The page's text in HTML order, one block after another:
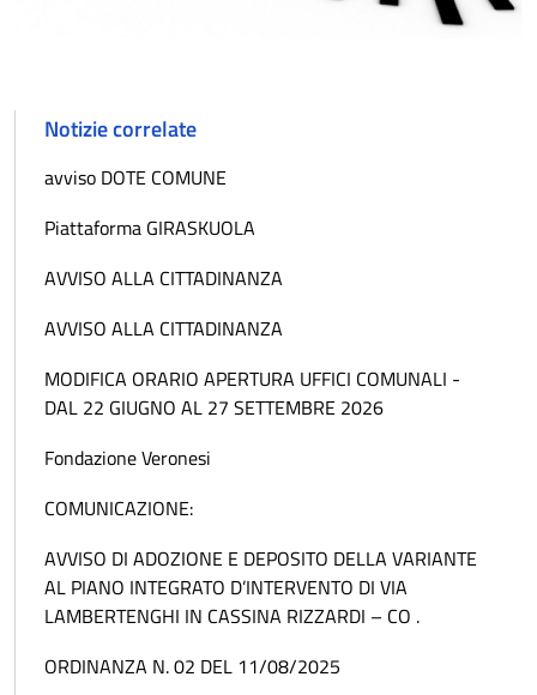
Notizie correlate
avviso DOTE COMUNE
Piattaforma GIRASKUOLA
AVVISO ALLA CITTADINANZA
AVVISO ALLA CITTADINANZA
MODIFICA ORARIO APERTURA UFFICI COMUNALI -
DAL 22 GIUGNO AL 27 SETTEMBRE 2026
Fondazione Veronesi
COMUNICAZIONE:
AVVISO DI ADOZIONE E DEPOSITO DELLA VARIANTE
AL PIANO INTEGRATO D’INTERVENTO DI VIA
LAMBERTENGHI IN CASSINA RIZZARDI – CO .
ORDINANZA N. 02 DEL 11/08/2025